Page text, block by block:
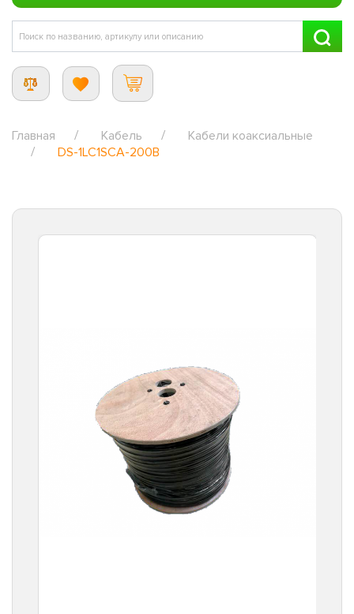
Главная Кабель
Кабели коаксиальные
DS-1LC1SCA-200B